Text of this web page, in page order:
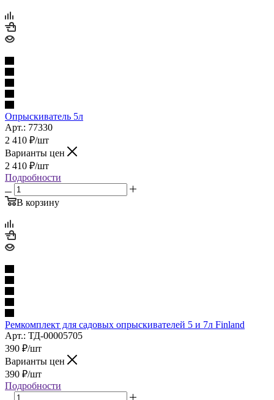
Опрыскиватель 5л
Арт.: 77330
2 410 ₽/шт
Варианты цен
2 410 ₽/шт
Подробности
В корзину
Ремкомплект для садовых опрыскивателей 5 и 7л Finland
Арт.: ТД-00005705
390 ₽/шт
Варианты цен
390 ₽/шт
Подробности